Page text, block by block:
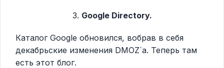
3. Google Directory.
Каталог Google обновился, вобрав в себя
декабрьские изменения DMOZ`a. Теперь там
есть этот блог.